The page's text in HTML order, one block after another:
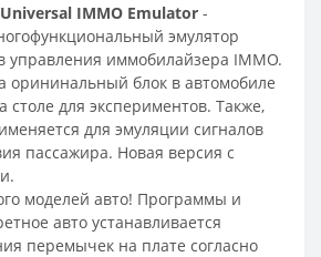
Universal IMMO Emulator -
эмулятор
управления иммобилайзера IMMO.
орининальный блок в автомобиле
столе для экспериментов. Также,
для эмуляции сигналов
пассажира. Новая версия с
моделей авто! Программы и
авто устанавливается
перемычек на плате согласно